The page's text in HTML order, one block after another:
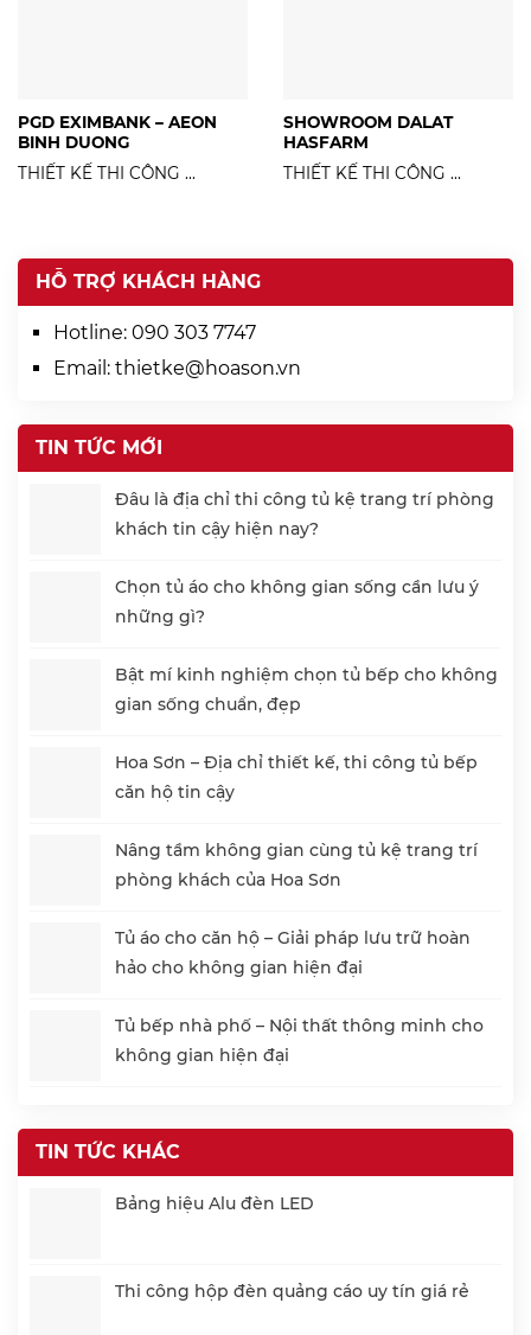
PGD EXIMBANK – AEON
BINH DUONG
THIẾT KẾ THI CÔNG ...
SHOWROOM DALAT
HASFARM
THIẾT KẾ THI CÔNG ...
HỖ TRỢ KHÁCH HÀNG
Hotline: 090 303 7747
Email: thietke@hoason.vn
TIN TỨC MỚI
Đâu là địa chỉ thi công tủ kệ trang trí phòng
khách tin cậy hiện nay?
Chọn tủ áo cho không gian sống cần lưu ý
những gì?
Bật mí kinh nghiệm chọn tủ bếp cho không
gian sống chuẩn, đẹp
Hoa Sơn – Địa chỉ thiết kế, thi công tủ bếp
căn hộ tin cậy
Nâng tầm không gian cùng tủ kệ trang trí
phòng khách của Hoa Sơn
Tủ áo cho căn hộ – Giải pháp lưu trữ hoàn
hảo cho không gian hiện đại
Tủ bếp nhà phố – Nội thất thông minh cho
không gian hiện đại
TIN TỨC KHÁC
Bảng hiệu Alu đèn LED
Thi công hộp đèn quảng cáo uy tín giá rẻ